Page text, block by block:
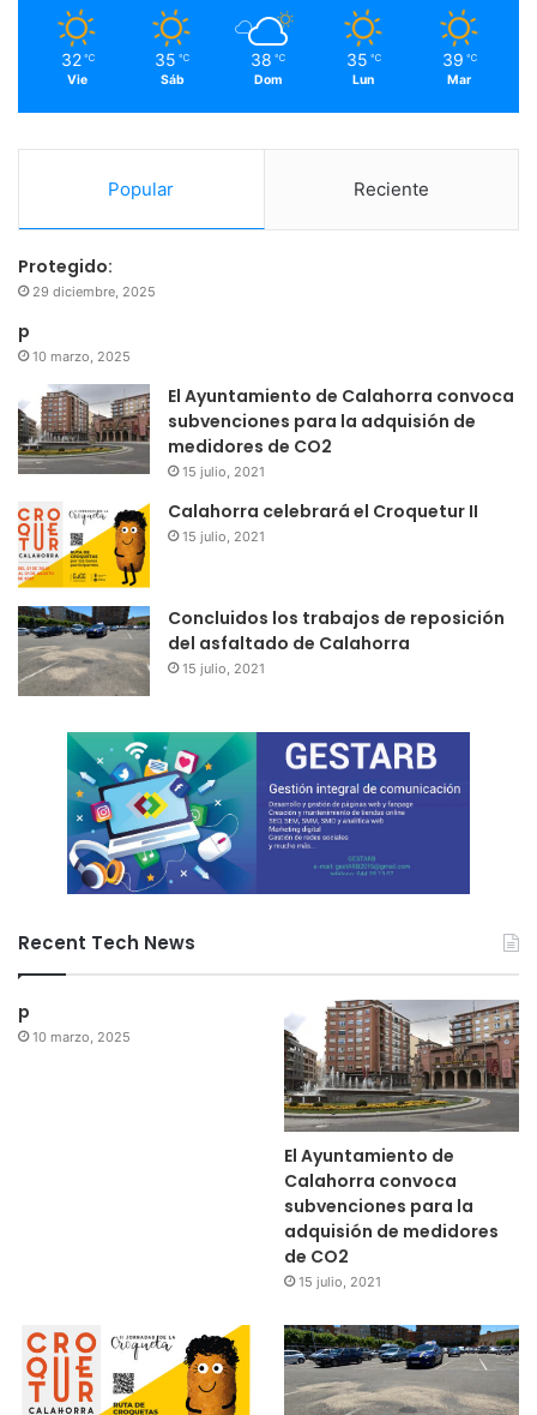
m
32 ℃
Vie
35 ℃
Sáb
38 ℃
Dom
35 ℃
Lun
39 ℃
Mar
Popular Reciente
Protegido:
29 diciembre, 2025
p
10 marzo, 2025
El Ayuntamiento de Calahorra convoca
subvenciones para la adquisión de
medidores de CO2
15 julio, 2021
Calahorra celebrará el Croquetur II
15 julio, 2021
Concluidos los trabajos de reposición
del asfaltado de Calahorra
15 julio, 2021
Recent Tech News
p
10 marzo, 2025
El Ayuntamiento de
Calahorra convoca
subvenciones para la
adquisión de medidores
de CO2
15 julio, 2021